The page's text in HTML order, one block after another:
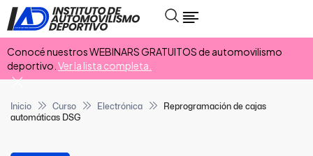
Conocé nuestros WEBINARS GRATUITOS de automovilismo
deportivo. Ver la lista completa.
Inicio Curso Electrónica
Reprogramación de cajas
automáticas DSG